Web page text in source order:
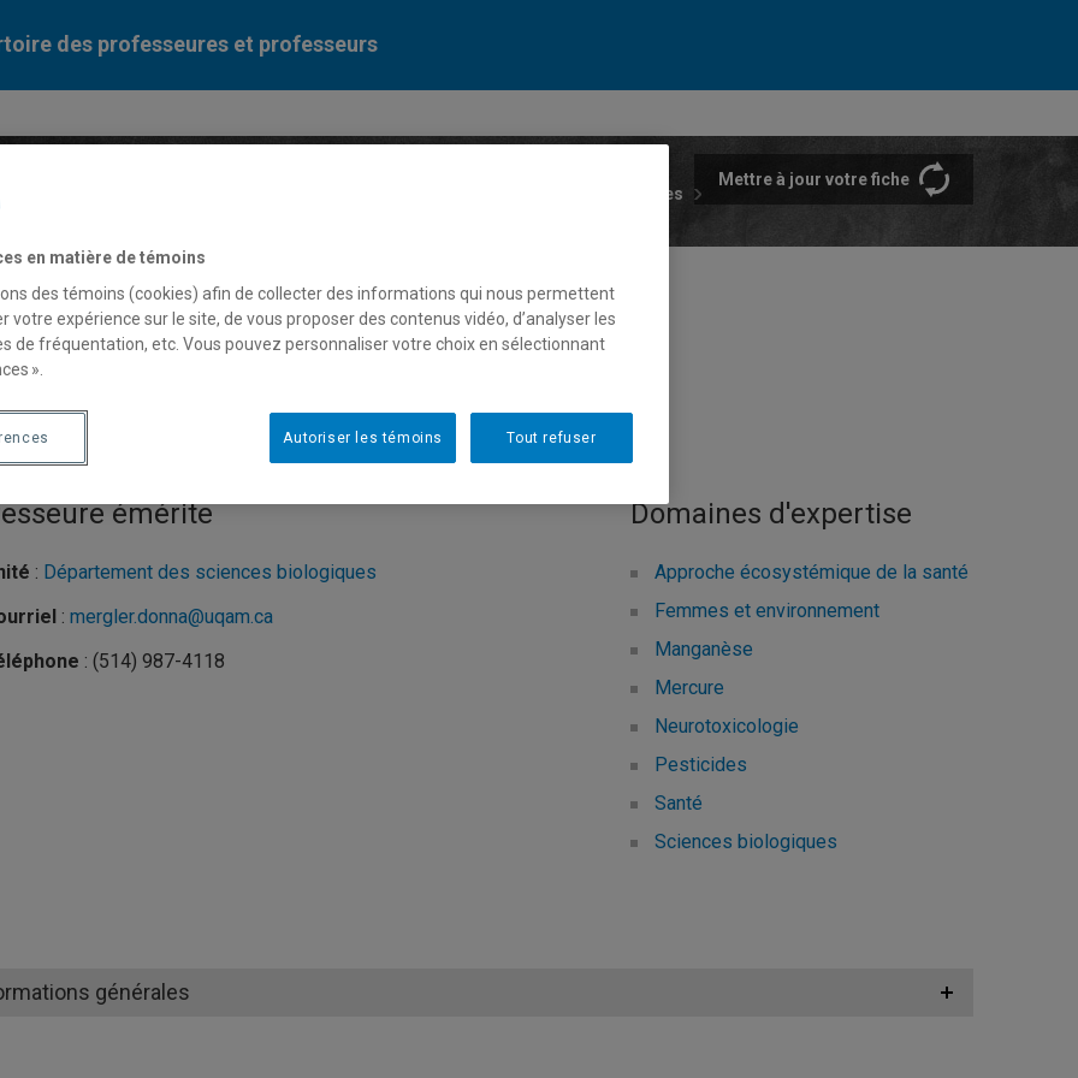
des professeures et professeurs
Liste des professeures et professeurs par départements et écoles
Mettre à jour votre fiche
Mergler
émérite
: Département des sciences biologiques
: mergler.donna@uqam.ca
: (514) 987-4118
Domaines d'expertise
Approche écosystémique de la santé
Femmes et environnement
Manganèse
Mercure
Neurotoxicologie
Pesticides
Santé
Sciences biologiques
générales
en matière de témoins
des témoins (cookies) afin de collecter des informations qui nous permettent
votre expérience sur le site, de vous proposer des contenus vidéo, d’analyser les
de fréquentation, etc. Vous pouvez personnaliser votre choix en sélectionnant
».
Tout refuser
Autoriser les témoins